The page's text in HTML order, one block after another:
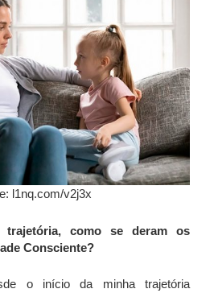
l1nq.com/v2j3x
trajetória, como se deram os
Consciente?
o início da minha trajetória